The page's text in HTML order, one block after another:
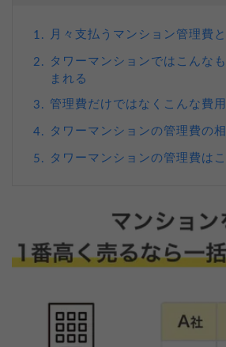
1. 月々支払うマンション管理費
2.
タワーマンションではこんな
まれる
3. 管理費だけではなくこんな費
4. タワーマンションの管理費の
5. タワーマンションの管理費は